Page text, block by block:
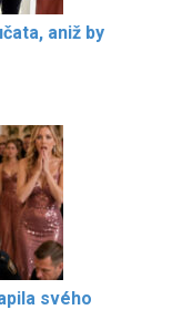
aniž by
svého